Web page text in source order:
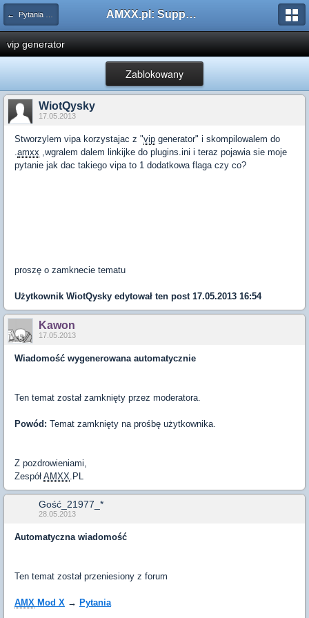
← Pytania dotyczące pluginów AMXX.pl: Support AMX Mod X i SourceMod
vip generator
Zablokowany
WiotQysky
17.05.2013
Stworzylem vipa korzystajac z "vip generator" i skompilowalem do
.amxx ,wgralem dalem linkijke do plugins.ini i teraz pojawia sie moje
pytanie jak dac takiego vipa to 1 dodatkowa flaga czy co?
proszę o zamknecie tematu
Użytkownik WiotQysky edytował ten post 17.05.2013 16:54
Kawon
17.05.2013
Wiadomość wygenerowana automatycznie
Ten temat został zamknięty przez moderatora.
Powód: Temat zamknięty na prośbę użytkownika.
Z pozdrowieniami,
Zespół AMXX.PL
Gość_21977_*
28.05.2013
Automatyczna wiadomość
Ten temat został przeniesiony z forum
AMX Mod X → Pytania